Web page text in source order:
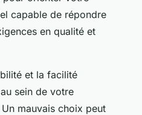
capable de répondre
en qualité et
et la facilité
sein de votre
mauvais choix peut